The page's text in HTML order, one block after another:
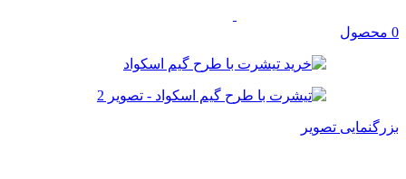
0 محصول
بزرگنمایی تصویر